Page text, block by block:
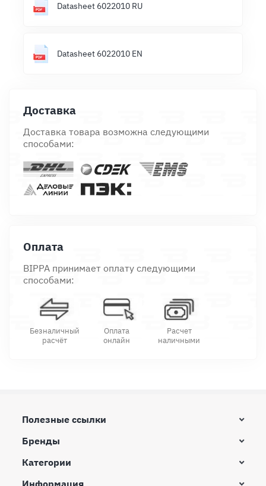
Datasheet 6022010 RU
Datasheet 6022010 EN
Доставка
Доставка товара возможна следующими
способами:
Оплата
BIPPA принимает оплату следующими
способами:
Безналичный
расчёт
Оплата
онлайн
Расчет
наличными
Полезные ссылки
Бренды
Категории
Информация